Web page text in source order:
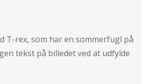
T-rex, som har en sommerfugl på
tekst på billedet ved at udfylde